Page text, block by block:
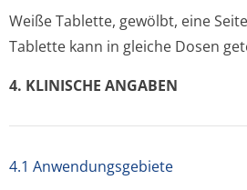
Weiße Tablette, gewölbt, eine
Tablette kann in gleiche Dosen
4. KLINISCHE ANGABEN
4.1 Anwendungsgebiete